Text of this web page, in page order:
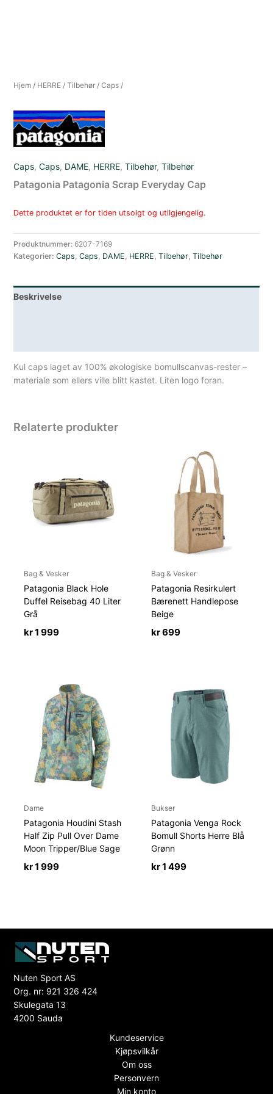
Hjem / HERRE /Tilbehør /Caps /
Caps,Caps, DAME, HERRE,Tilbehør,Tilbehør
Patagonia Patagonia Scrap Everyday Cap
Dette produktet er for tiden utsolgt og utilgjengelig.
Produktnummer: 6207-7169
Kategorier:Caps ,Caps DAME HERRE ,Tilbehør ,Tilbehør
Beskrivelse
Kul caps laget av 100% økologiske bomullscanvas-rester –
materiale som ellers ville blitt kastet. Liten logo foran.
Relaterte produkter
Bag & Vesker
Patagonia Black Hole
Duffel Reisebag 40 Liter
Grå
kr1 999
Bag & Vesker
Patagonia Resirkulert
Bærenett Handlepose
Beige
kr699
Dame
Patagonia Houdini Stash
Half Zip Pull Over Dame
Moon Tripper/Blue Sage
kr1 999
Bukser
Patagonia Venga Rock
Bomull Shorts Herre Blå
Grønn
kr1 499
Nuten Sport AS
Org. nr: 921 326 424
Skulegata 13
4200 Sauda
Kundeservice
Kjøpsvilkår
Om oss
Personvern
Min konto